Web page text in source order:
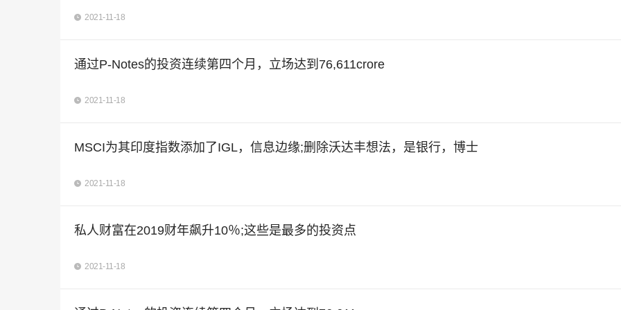
2021-11-18
通过P-Notes的投资连续第四个月，立场达到76,611crore
2021-11-18
MSCI为其印度指数添加了IGL，信息边缘;删除沃达丰想法，是银行，博士
2021-11-18
私人财富在2019财年飙升10％;这些是最多的投资点
2021-11-18